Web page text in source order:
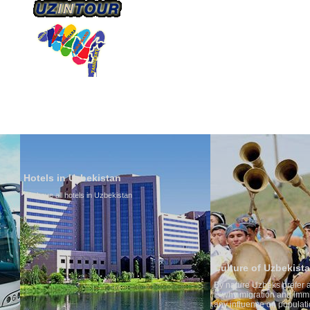
Hotels in Uzbekistan
We have all hotels in Uzbekistan
Culture of Uzbekistan
By nature Uzbeks prefer a
is why migration and
any influence on population